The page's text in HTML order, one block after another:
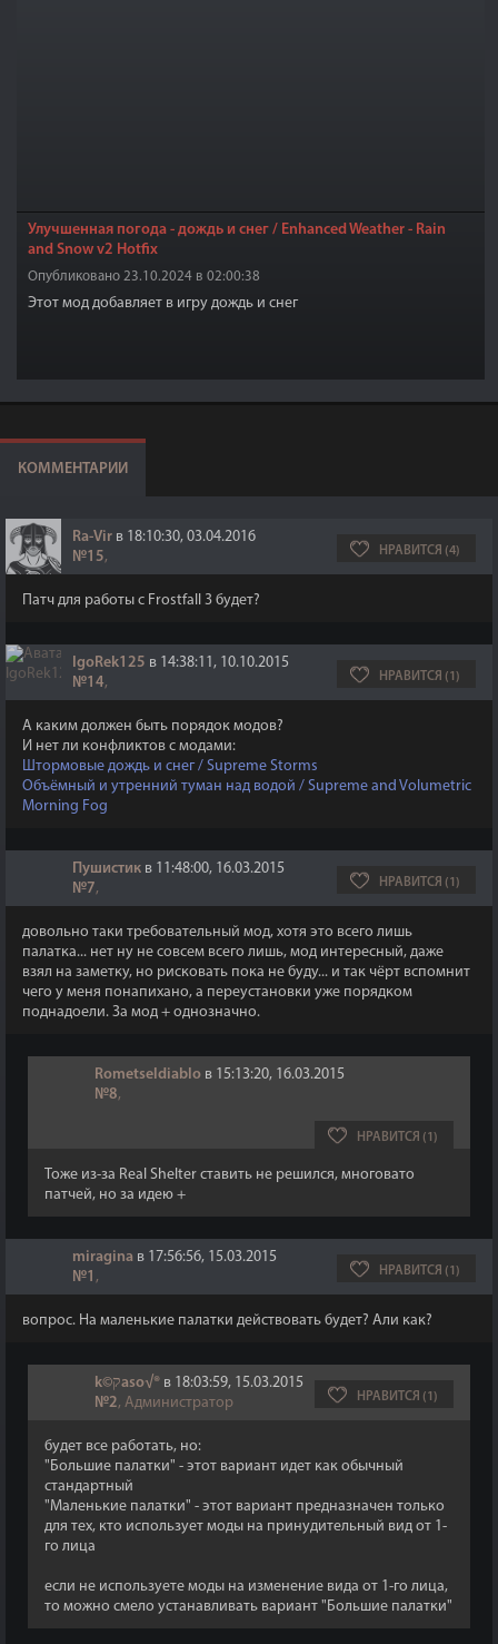
Улучшенная погода - дождь и снег / Enhanced Weather - Rain
and Snow v2 Hotfix
Опубликовано 23.10.2024 в 02:00:38
Этот мод добавляет в игру дождь и снег
КОММЕНТАРИИ
Ra-Vir в 18:10:30, 03.04.2016
№15, НРАВИТСЯ (4)
Патч для работы с Frostfall 3 будет?
IgoRek125 в 14:38:11, 10.10.2015
№14, НРАВИТСЯ (1)
А каким должен быть порядок модов?
И нет ли конфликтов с модами:
Штормовые дождь и снег / Supreme Storms
Объёмный и утренний туман над водой / Supreme and Volumetric
Morning Fog
Пушистик в 11:48:00, 16.03.2015
№7, НРАВИТСЯ (1)
довольно таки требовательный мод, хотя это всего лишь
палатка... нет ну не совсем всего лишь, мод интересный, даже
взял на заметку, но рисковать пока не буду... и так чёрт вспомнит
чего у меня понапихано, а переустановки уже порядком
поднадоели. За мод + однозначно.
Rometseldiablo в 15:13:20, 16.03.2015
№8,
НРАВИТСЯ (1)
Тоже из-за Real Shelter ставить не решился, многовато
патчей, но за идею +
miragina в 17:56:56, 15.03.2015
№1 , НРАВИТСЯ (1)
вопрос. На маленькие палатки действовать будет? Али как?
k©קaso√® в 18:03:59, 15.03.2015
№2, Администратор НРАВИТСЯ (1)
будет все работать, но:
"Большие палатки" - этот вариант идет как обычный
стандартный
"Маленькие палатки" - этот вариант предназначен только
для тех, кто использует моды на принудительный вид от 1-
го лица
если не используете моды на изменение вида от 1-го лица,
то можно смело устанавливать вариант "Большие палатки"